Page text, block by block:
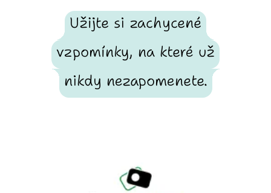
Užijte si zachycené
vzpomínky, na které už
nikdy nezapomenete.